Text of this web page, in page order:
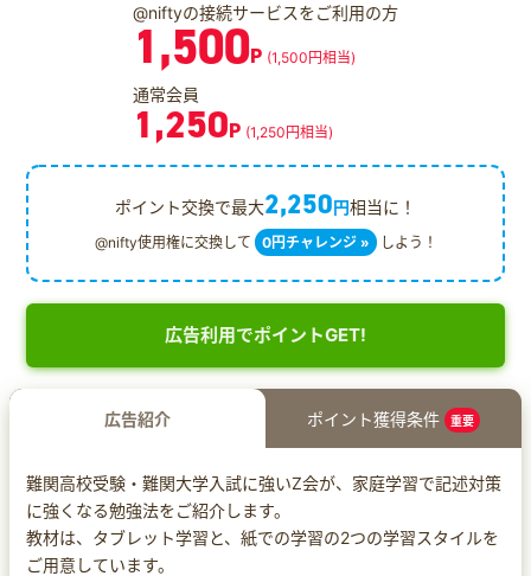
@niftyの接続サービスをご利用の方
1,500P (1,500円相当)
通常会員
1,250P (1,250円相当)
ポイント交換で最大2,250円相当に！
@nifty使用権に交換して 0円チャレンジ » しよう！
広告利用でポイントGET!
広告紹介 ポイント獲得条件 重要
難関高校受験・難関大学入試に強いZ会が、家庭学習で記述対策
に強くなる勉強法をご紹介します。
教材は、タブレット学習と、紙での学習の2つの学習スタイルを
ご用意しています。